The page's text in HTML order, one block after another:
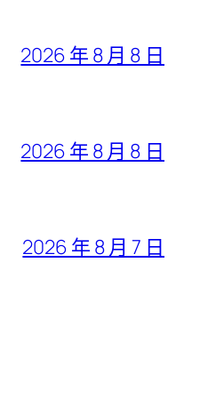
2026 年 8 月 8 日
2026 年 8 月 8 日
2026 年 8 月 7 日